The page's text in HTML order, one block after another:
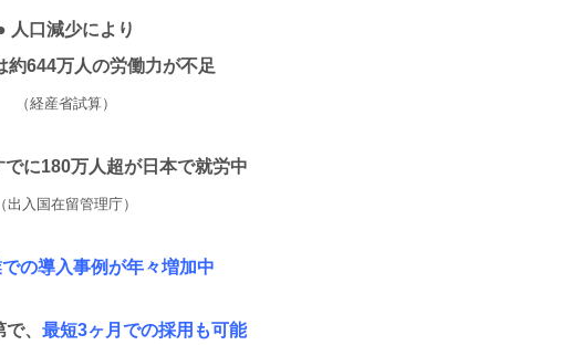
人口減少により
約644万人の労働力が不足
（経産省試算）
に180万人超が日本で就労中
（出入国在留管理庁）
の導入事例が年々増加中
、 最短3ヶ月での採用も可能